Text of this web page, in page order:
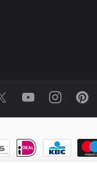
ReRags Vintage